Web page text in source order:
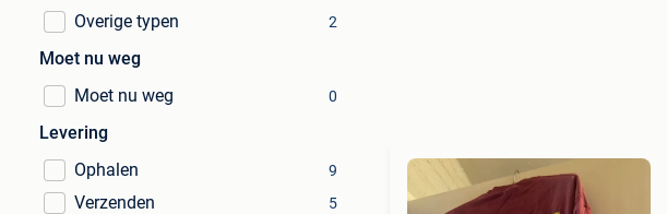
Overige typen 2
Moet nu weg
Moet nu weg
0
Levering
Ophalen
9
Verzenden 5